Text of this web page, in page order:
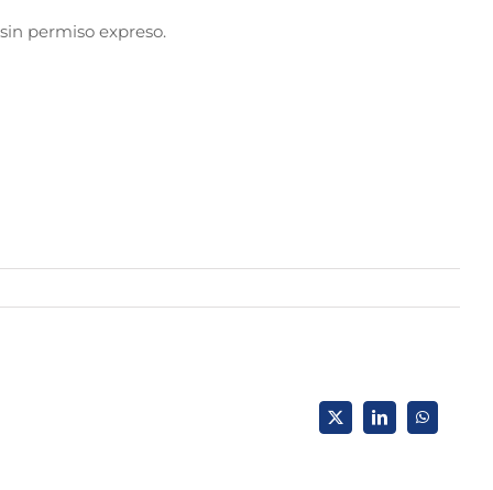
permiso expreso.
X LinkedInWhatsApp